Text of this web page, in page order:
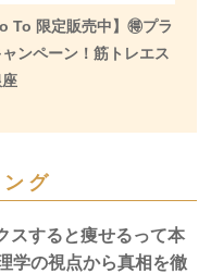
To 限定販売中】🉐プラ
ャンペーン！筋トレエス
グ
スすると痩せるって本
学の視点から真相を徹